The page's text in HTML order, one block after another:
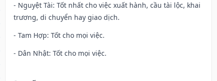
- Nguyệt Tài: Tốt nhất cho việc xuất hành, cầu tài lộc, khai
trương, di chuyển hay giao dịch.
- Tam Hợp: Tốt cho mọi việc.
- Dân Nhật: Tốt cho mọi việc.